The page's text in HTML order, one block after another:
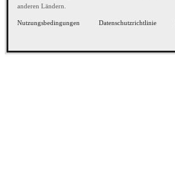
anderen Ländern.
Nutzungsbedingungen Datenschutzrichtlinie